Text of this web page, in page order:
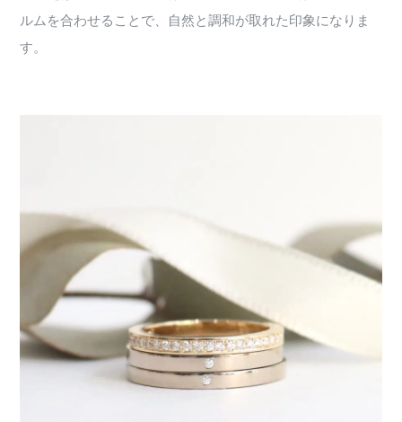
ルムを合わせることで、自然と調和が取れた印象になりま
す。